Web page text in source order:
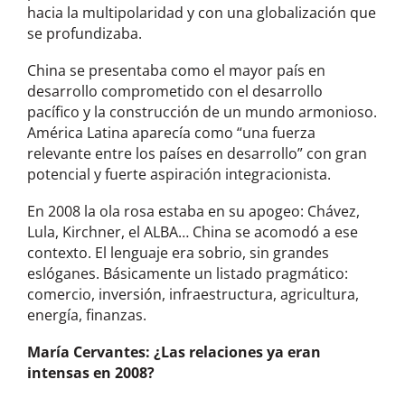
hacia la multipolaridad y con una globalización que
se profundizaba.
China se presentaba como el mayor país en
desarrollo comprometido con el desarrollo
pacífico y la construcción de un mundo armonioso.
América Latina aparecía como “una fuerza
relevante entre los países en desarrollo” con gran
potencial y fuerte aspiración integracionista.
En 2008 la ola rosa estaba en su apogeo: Chávez,
Lula, Kirchner, el ALBA… China se acomodó a ese
contexto. El lenguaje era sobrio, sin grandes
eslóganes. Básicamente un listado pragmático:
comercio, inversión, infraestructura, agricultura,
energía, finanzas.
María Cervantes: ¿Las relaciones ya eran
intensas en 2008?